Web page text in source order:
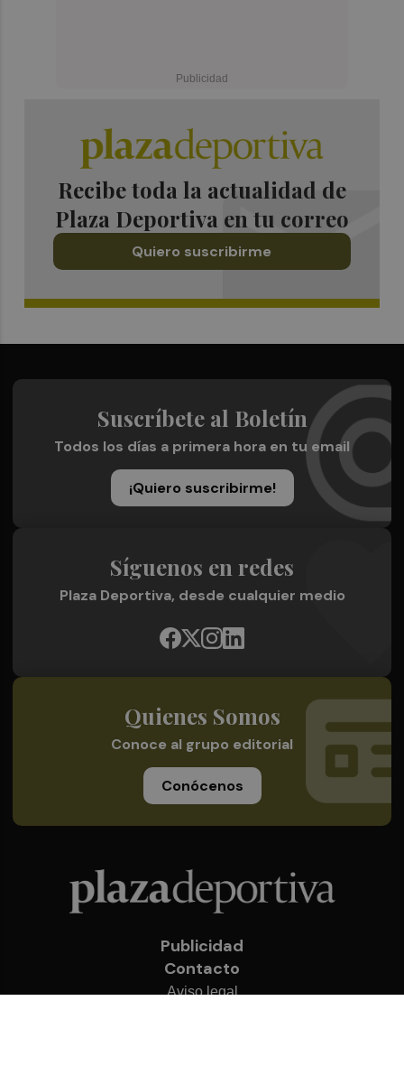
Recibe toda la actualidad de
Plaza Deportiva en tu correo
Quiero suscribirme
Suscríbete al Boletín
Todos los días a primera hora en tu email
¡Quiero suscribirme!
Síguenos en redes
Plaza Deportiva, desde cualquier medio
Quienes Somos
Conoce al grupo editorial
Conócenos
Publicidad
Contacto
Aviso legal